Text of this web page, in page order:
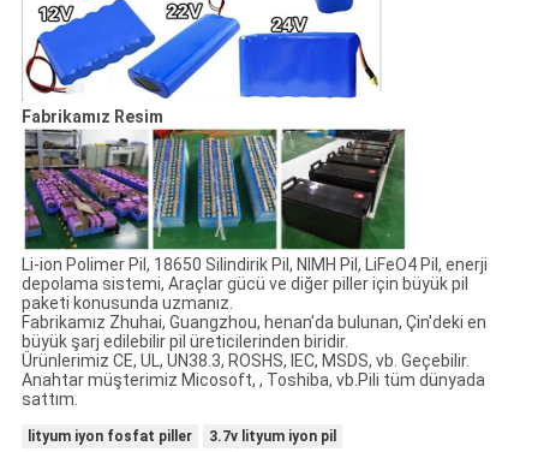
Fabrikamız Resim
Li-ion Polimer Pil, 18650 Silindirik Pil, NIMH Pil, LiFeO4 Pil, enerji
depolama sistemi, Araçlar gücü ve diğer piller için büyük pil
paketi konusunda uzmanız.
Fabrikamız Zhuhai, Guangzhou, henan'da bulunan, Çin'deki en
büyük şarj edilebilir pil üreticilerinden biridir.
Ürünlerimiz CE, UL, UN38.3, ROSHS, IEC, MSDS, vb. Geçebilir.
Anahtar müşterimiz Micosoft, , Toshiba, vb.Pili tüm dünyada
sattım.
lityum iyon fosfat piller
3.7v lityum iyon pil